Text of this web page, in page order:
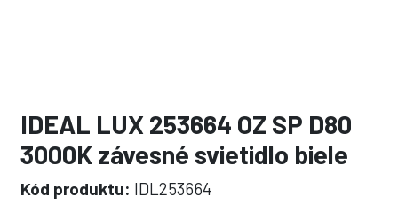
IDEAL LUX 253664 OZ SP D80
3000K závesné svietidlo biele
Kód produktu: IDL253664